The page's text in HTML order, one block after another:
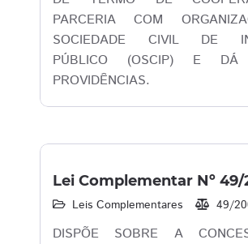
PARCERIA COM
SOCIEDADE CIVIL DE
PÚBLICO (OSCIP) E DÁ
PROVIDÊNCIAS.
Lei Complementar Nº 49/
Leis Complementares 49/
DISPÕE SOBRE A